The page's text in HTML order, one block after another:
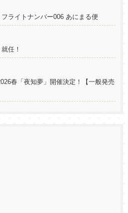
フライトナンバー006 あにまる便
任！
春「夜知夢」開催決定！【一般発売